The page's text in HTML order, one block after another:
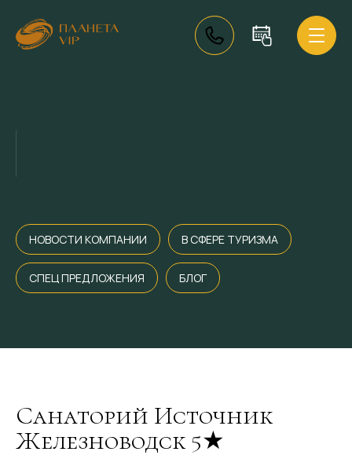
НОВОСТИ КОМПАНИИ В СФЕРЕ ТУРИЗМА
СПЕЦ ПРЕДЛОЖЕНИЯ БЛОГ
Санаторий Источник
Железноводск 5★